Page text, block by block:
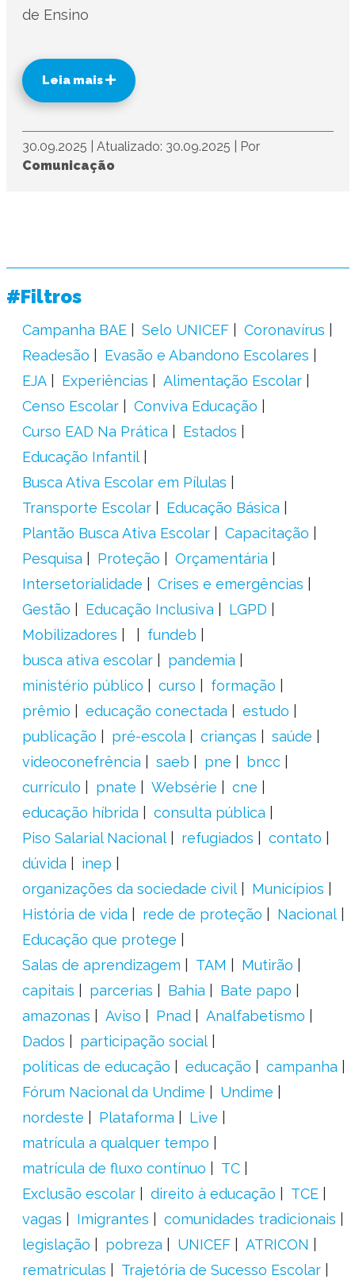
de Ensino
Leia mais
30.09.2025 Atualizado: 30.09.2025
Por
Comunicação
#Filtros
Campanha BAE Selo UNICEF
Coronavírus
Readesão
Evasão e Abandono Escolares
EJA
Experiências
Alimentação Escolar
Censo Escolar
Conviva Educação
Curso EAD Na Prática
Estados
Educação Infantil
Busca Ativa Escolar em Pílulas
Transporte Escolar
Educação Básica
Plantão Busca Ativa Escolar
Capacitação
Pesquisa
Proteção
Orçamentária
Intersetorialidade
Crises e emergências
Gestão
Educação Inclusiva
LGPD
Mobilizadores
fundeb
busca ativa escolar
pandemia
ministério público
curso
formação
prêmio
educação conectada
estudo
publicação
pré-escola crianças
saúde
videoconefrência
saeb pne
bncc
currículo
pnate Websérie
cne
educação híbrida
consulta pública
Piso Salarial Nacional
refugiados
contato
dúvida
inep
organizações da sociedade civil
Municípios
História de vida
rede de proteção
Nacional
Educação que protege
Salas de aprendizagem
TAM
Mutirão
capitais
parcerias Bahia
Bate papo
amazonas
Aviso Pnad
Analfabetismo
Dados
participação social
políticas de educação
educação
campanha
Fórum Nacional da Undime
Undime
nordeste
Plataforma
Live
matrícula a qualquer tempo
matrícula de fluxo contínuo
TC
Exclusão escolar
direito à educação
TCE
vagas
Imigrantes
comunidades tradicionais
legislação
pobreza UNICEF
ATRICON
rematrículas
Trajetória de Sucesso Escolar